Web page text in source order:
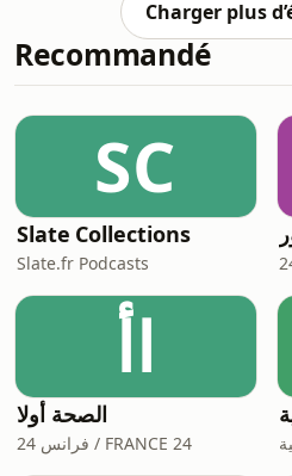
accompagnées, le
cache une histoire
connaissent.Dans
développement
transformé ma vie.
devient moteur, aux
Charger plus
Recommandé
SC
Slate Collections
Slate.fr Podcasts
اأ
الصحة أولا
فرانس 24 / FRANCE 24